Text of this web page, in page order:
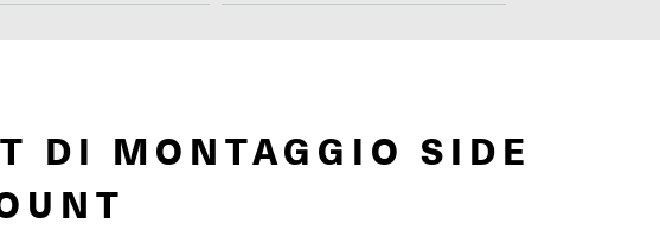
DI MONTAGGIO SIDE